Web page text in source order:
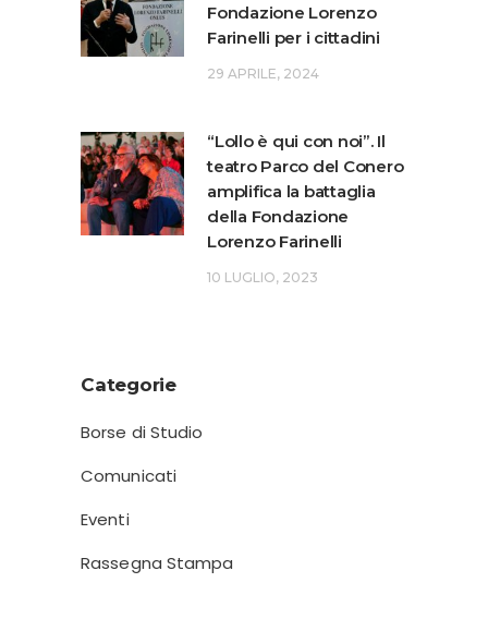
Fondazione Lorenzo
Farinelli per i cittadini
29 APRILE, 2024
“Lollo è qui con noi”. Il
teatro Parco del Conero
amplifica la battaglia
della Fondazione
Lorenzo Farinelli
10 LUGLIO, 2023
Categorie
Borse di Studio
Comunicati
Eventi
Rassegna Stampa